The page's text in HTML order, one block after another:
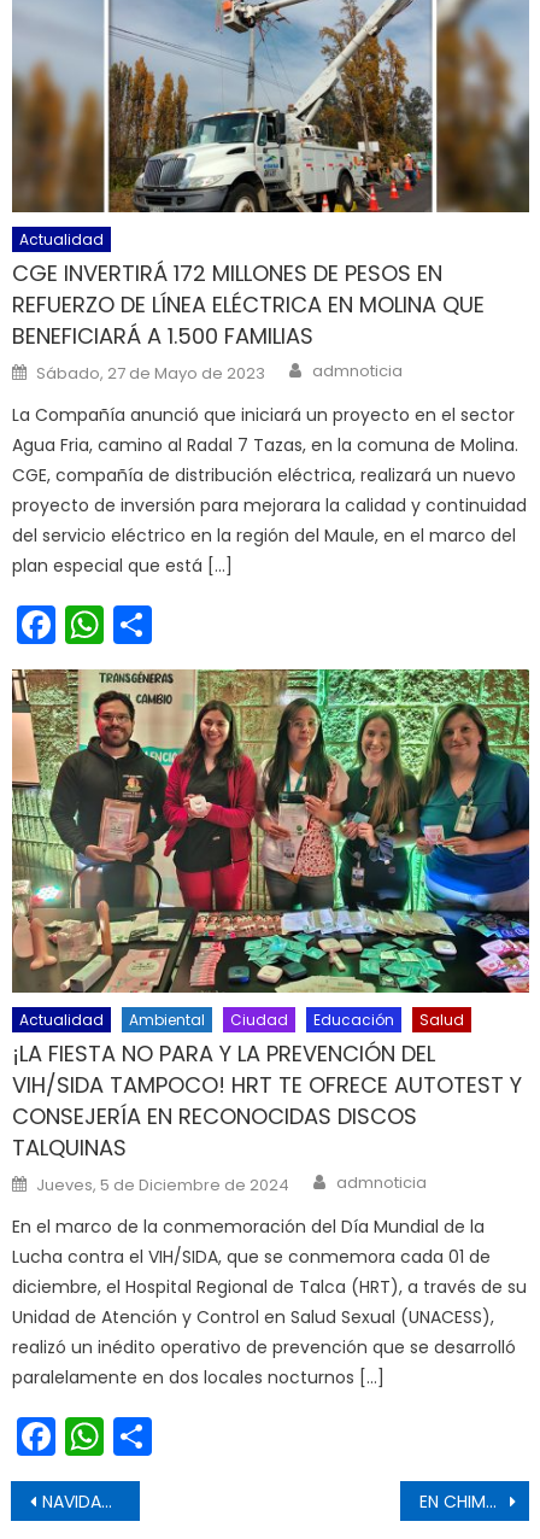
Actualidad
CGE INVERTIRÁ 172 MILLONES DE PESOS EN
REFUERZO DE LÍNEA ELÉCTRICA EN MOLINA QUE
BENEFICIARÁ A 1.500 FAMILIAS
Posted on
Sábado, 27 de Mayo de 2023 Author
admnoticia
La Compañía anunció que iniciará un proyecto en el sector
Agua Fria, camino al Radal 7 Tazas, en la comuna de Molina.
CGE, compañía de distribución eléctrica, realizará un nuevo
proyecto de inversión para mejorara la calidad y continuidad
del servicio eléctrico en la región del Maule, en el marco del
plan especial que está […]
Facebook
WhatsApp
Actualidad Ambiental Ciudad Educación Salud
¡LA FIESTA NO PARA Y LA PREVENCIÓN DEL
VIH/SIDA TAMPOCO! HRT TE OFRECE AUTOTEST Y
CONSEJERÍA EN RECONOCIDAS DISCOS
TALQUINAS
Posted on
Jueves, 5 de Diciembre de 2024 Author
admnoticia
En el marco de la conmemoración del Día Mundial de la
Lucha contra el VIH/SIDA, que se conmemora cada 01 de
diciembre, el Hospital Regional de Talca (HRT), a través de su
Unidad de Atención y Control en Salud Sexual (UNACESS),
realizó un inédito operativo de prevención que se desarrolló
paralelamente en dos locales nocturnos […]
Facebook
WhatsApp
Navegación de entradas
NAVIDAD SE DIGITALIZA: VECINOS YA PUEDEN REALIZAR TRÁMITES ESTATALES EN LA NUEVA SUCURSAL VIRTUAL IPS EN CHIMBARONGO: TALLERES PRENATALES BUSCAN UNA ATENCIÓN MÁS CERCANA A GESTANTES